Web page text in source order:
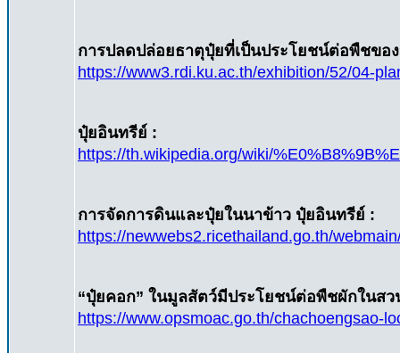
การปลดปล่อยธาตุปุ๋ยที่เป็นประโยชน์ต่อพืชขอ
https://www3.rdi.ku.ac.th/exhibition/52/04-
ปุ๋ยอินทรีย์ :
https://th.wikipedia.org/wiki/
การจัดการดินและปุ๋ยในนาข้าว ปุ๋ยอินทรีย์ :
https://newwebs2.ricethailand.go.th/
“ปุ๋ยคอก” ในมูลสัตว์มีประโยชน์ต่อพืชผักในสว
https://www.opsmoac.go.th/chachoengsao-